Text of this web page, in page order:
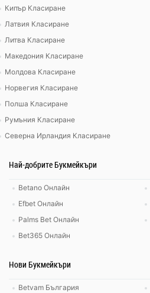
Кипър Класиране
Латвия Класиране
Литва Класиране
Македония Класиране
Молдова Класиране
Норвегия Класиране
Полша Класиране
Румъния Класиране
Северна Ирландия Класиране
Най-добрите Букмейкъри
Betano Онлайн
Efbet Онлайн
Palms Bet Онлайн
Bet365 Онлайн
Нови Букмейкъри
Betvam България